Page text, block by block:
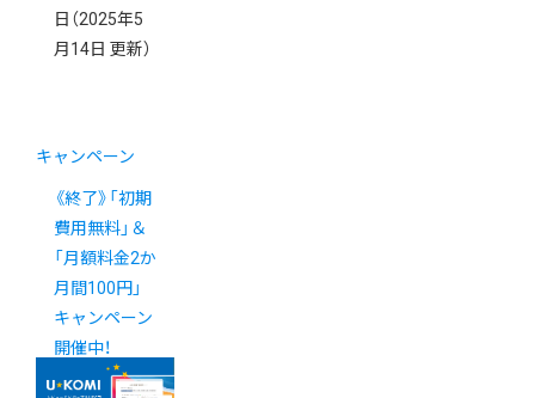
日 （2025年5
月14日 更新）
キャンペーン
《終了》「初期
費用無料」＆
「月額料金2か
月間100円」
キャンペーン
開催中！